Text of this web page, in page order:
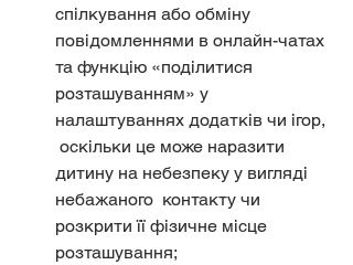
спілкування або обміну
повідомленнями в онлайн-чатах
та функцію «поділитися
розташуванням» у
налаштуваннях додатків чи ігор,
оскільки це може наразити
дитину на небезпеку у вигляді
небажаного  контакту чи
розкрити її фізичне місце
розташування;